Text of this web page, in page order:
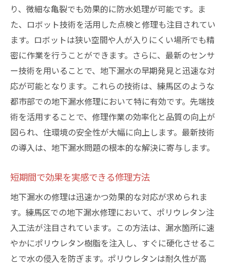
り、微細な亀裂でも効果的に防水処理が可能です。ま
た、ロボット技術を活用した点検と修理も注目されてい
ます。ロボットは狭い空間や人が入りにくい場所でも精
密に作業を行うことができます。さらに、最新のセンサ
ー技術を用いることで、地下漏水の早期発見と迅速な対
応が可能となります。これらの技術は、練馬区のような
都市部での地下漏水修理において特に有効です。先端技
術を活用することで、修理作業の効率化と品質の向上が
図られ、住環境の安全性が大幅に向上します。最新技術
の導入は、地下漏水問題の根本的な解決に寄与します。
短期間で効果を実感できる修理方法
地下漏水の修理は迅速かつ効果的な対応が求められま
す。練馬区での地下漏水修理において、ポリウレタン注
入工法が注目されています。この方法は、漏水箇所に速
やかにポリウレタン樹脂を注入し、すぐに硬化させるこ
とで水の侵入を防ぎます。ポリウレタンは耐久性が高